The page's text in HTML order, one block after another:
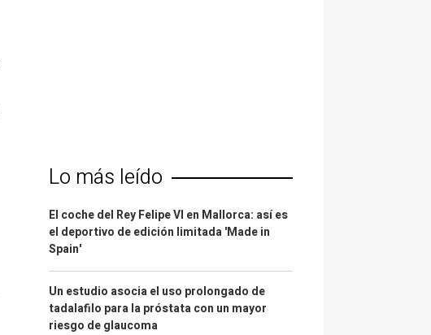
Lo más leído
El coche del Rey Felipe VI en Mallorca: así es
el deportivo de edición limitada 'Made in
Spain'
Un estudio asocia el uso prolongado de
tadalafilo para la próstata con un mayor
riesgo de glaucoma